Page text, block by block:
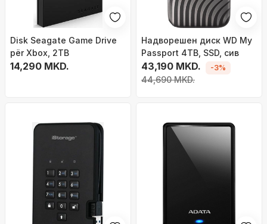
Disk Seagate Game Drive
për Xbox, 2TB
14,290 MKD.
Надворешен диск WD My
Passport 4TB, SSD, сив
43,190 MKD.
44,690 MKD.
-3%